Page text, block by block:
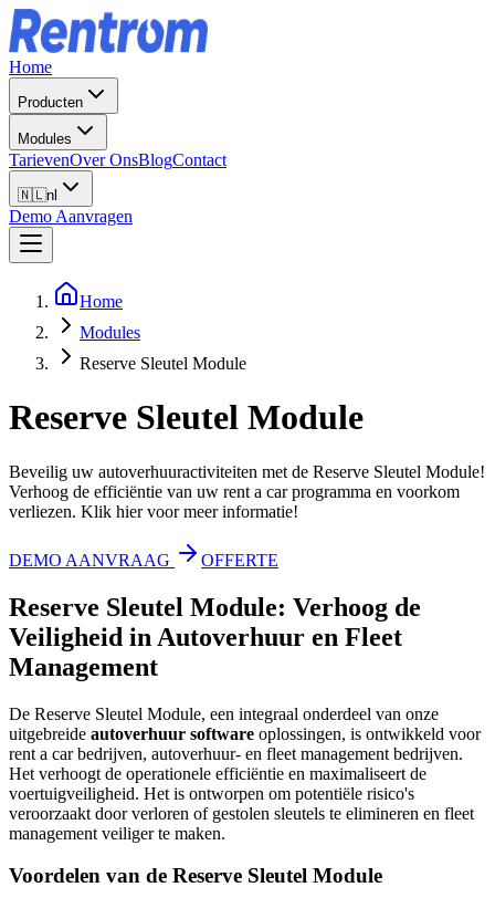
Home
Producten
Modules
TarievenOver OnsBlogContact
🇳🇱nl
Demo Aanvragen
Home
Modules
Reserve Sleutel Module
Reserve Sleutel Module
Beveilig uw autoverhuuractiviteiten met de Reserve Sleutel Module!
Verhoog de efficiëntie van uw rent a car programma en voorkom
verliezen. Klik hier voor meer informatie!
DEMO AANVRAAG OFFERTE
Reserve Sleutel Module: Verhoog de
Veiligheid in Autoverhuur en Fleet
Management
De Reserve Sleutel Module, een integraal onderdeel van onze
uitgebreide autoverhuur software oplossingen, is ontwikkeld voor
rent a car bedrijven, autoverhuur- en fleet management bedrijven.
Het verhoogt de operationele efficiëntie en maximaliseert de
voertuigveiligheid. Het is ontworpen om potentiële risico's
veroorzaakt door verloren of gestolen sleutels te elimineren en fleet
management veiliger te maken.
Voordelen van de Reserve Sleutel Module